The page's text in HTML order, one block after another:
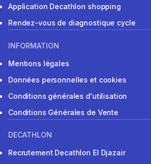
Application Decathlon shopping
Rendez-vous de diagnostique cycle
INFORMATION
Mentions légales
Données personnelles et cookies
Conditions générales d'utilisation
Conditions Générales de Vente
DECATHLON
Recrutement Decathlon El Djazair